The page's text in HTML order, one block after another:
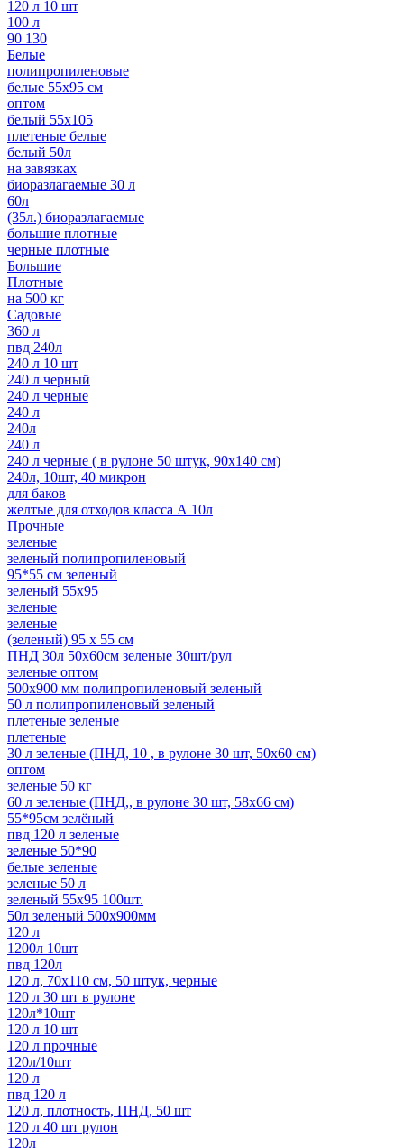
120 л 10 шт
100 л
90 130
Белые
полипропиленовые
белые 55х95 см
оптом
белый 55х105
плетеные белые
белый 50л
на завязках
биоразлагаемые 30 л
60л
(35л.) биоразлагаемые
большие плотные
черные плотные
Большие
Плотные
на 500 кг
Садовые
360 л
пвд 240л
240 л 10 шт
240 л черный
240 л черные
240 л
240л
240 л
240 л черные ( в рулоне 50 штук, 90х140 см)
240л, 10шт, 40 микрон
для баков
желтые для отходов класса А 10л
Прочные
зеленые
зеленый полипропиленовый
95*55 см зеленый
зеленый 55x95
зеленые
зеленые
(зеленый) 95 х 55 см
ПНД 30л 50x60см зеленые 30шт/рул
зеленые оптом
500х900 мм полипропиленовый зеленый
50 л полипропиленовый зеленый
плетеные зеленые
плетеные
30 л зеленые (ПНД, 10 , в рулоне 30 шт, 50х60 см)
оптом
зеленые 50 кг
60 л зеленые (ПНД,, в рулоне 30 шт, 58х66 см)
55*95см зелёный
пвд 120 л зеленые
зеленые 50*90
белые зеленые
зеленые 50 л
зеленый 55x95 100шт.
50л зеленый 500х900мм
120 л
1200л 10шт
пвд 120л
120 л, 70х110 см, 50 штук, черные
120 л 30 шт в рулоне
120л*10шт
120 л 10 шт
120 л прочные
120л/10шт
120 л
пвд 120 л
120 л, плотность, ПНД, 50 шт
120 л 40 шт рулон
120л